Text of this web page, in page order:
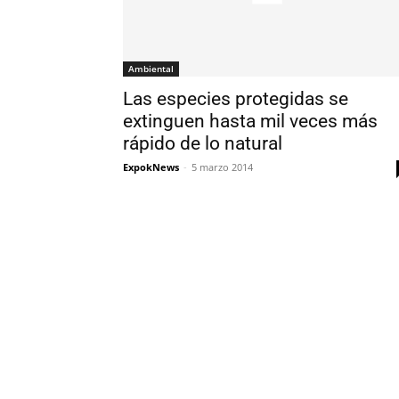
Ambiental
Las especies protegidas se
extinguen hasta mil veces más
rápido de lo natural
ExpokNews - 5 marzo 2014